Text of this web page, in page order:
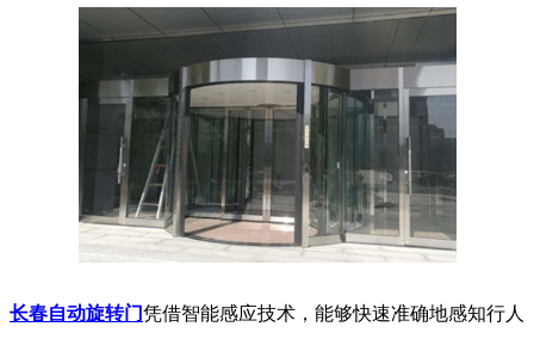
长春自动旋转门凭借智能感应技术，能够快速准确地感知行人